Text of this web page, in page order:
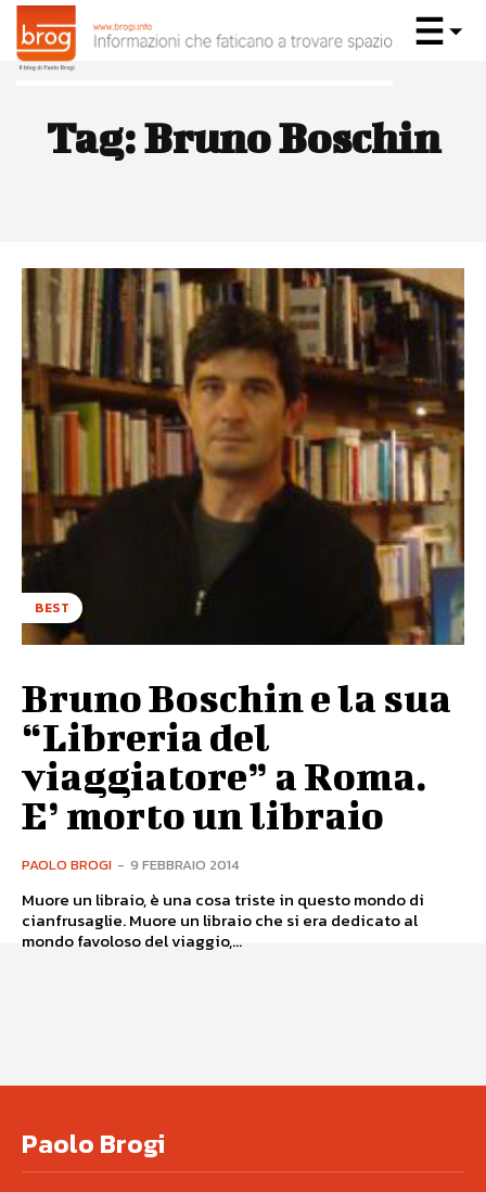
Tag:Bruno Boschin
BEST
Bruno Boschin e la sua
“Libreria del
viaggiatore” a Roma.
E’ morto un libraio
PAOLO BROGI - 9 FEBBRAIO 2014
Muore un libraio, è una cosa triste in questo mondo di
cianfrusaglie. Muore un libraio che si era dedicato al
mondo favoloso del viaggio,...
Paolo Brogi